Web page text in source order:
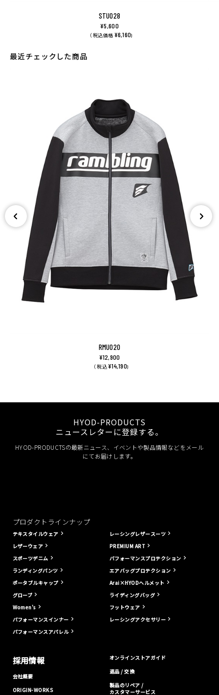
STU028
¥5,600
（ 税込価格 ¥6,160)
最近チェックした商品
RMU020
¥12,900
（ 税込¥14,190)
HYOD-PRODUCTS
ニュースレターに登録する。
HYOD-PRODUCTSの最新ニュース、イベントや製品情報などをメール
にてお届けします。
プロダクトラインナップ
テキスタイルウェア
レザーウェア
スポーツデニム
ランディングパンツ
ポータブルキャップ
グローブ
Women's
パフォーマンスインナー
パフォーマンスアパレル
レーシングレザースーツ
PREMIUM ART
パフォーマンスプロテクション
エアバッグプロテクション
Arai×HYODヘルメット
ライディングバッグ
フットウェア
レーシングアクセサリー
採用情報
会社概要
ORIGIN-WORKS
オンラインストアガイド
返品 / 交換
製品のリペア /
カスタマーサービス